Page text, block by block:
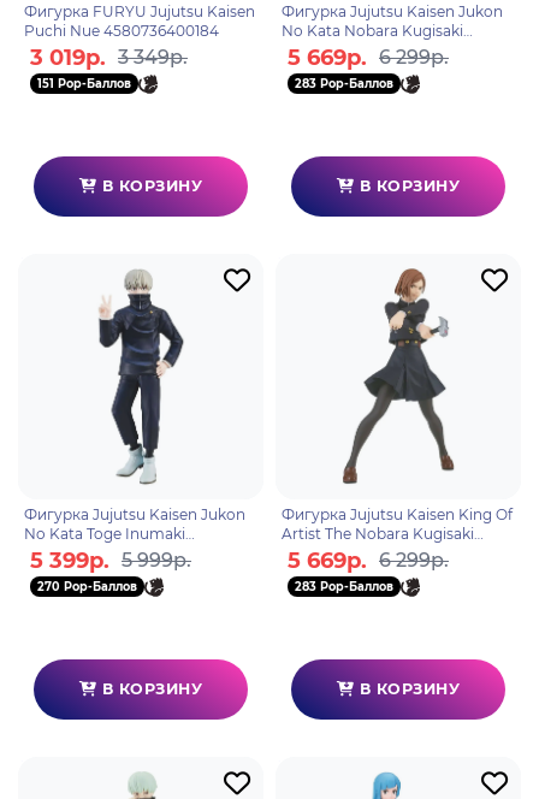
Фигурка FURYU Jujutsu Kaisen
Puchi Nue 4580736400184
3 019р. 3 349р.
151 Pop-Баллов
В КОРЗИНУ
Фигурка Jujutsu Kaisen Jukon
No Kata Nobara Kugisaki
4983164194630
5 669р. 6 299р.
283 Pop-Баллов
В КОРЗИНУ
Фигурка Jujutsu Kaisen Jukon
No Kata Toge Inumaki
4983164189292
5 399р. 5 999р.
270 Pop-Баллов
В КОРЗИНУ
Фигурка Jujutsu Kaisen King Of
Artist The Nobara Kugisaki
4983164194661
5 669р. 6 299р.
283 Pop-Баллов
В КОРЗИНУ